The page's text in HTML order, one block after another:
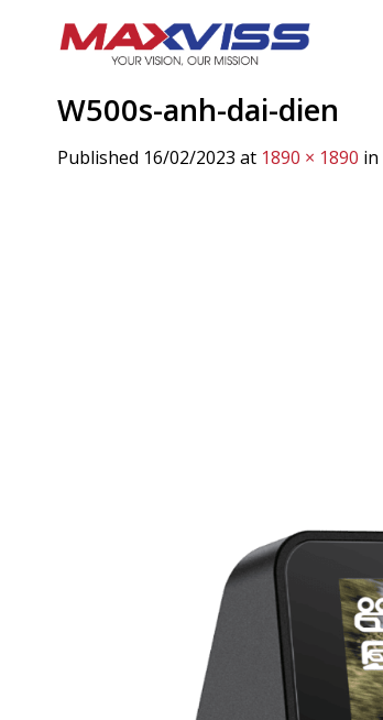
W500s-anh-dai-dien
Published 16/02/2023 at 1890 × 1890 in